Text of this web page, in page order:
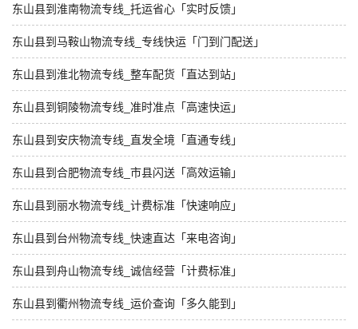
东山县到淮南物流专线_托运省心「实时反馈」
东山县到马鞍山物流专线_专线快运「门到门配送」
东山县到淮北物流专线_整车配货「直达到站」
东山县到铜陵物流专线_准时准点「高速快运」
东山县到安庆物流专线_直发全境「直通专线」
东山县到合肥物流专线_市县闪送「高效运输」
东山县到丽水物流专线_计费标准「快速响应」
东山县到台州物流专线_快速直达「来电咨询」
东山县到舟山物流专线_诚信经营「计费标准」
东山县到衢州物流专线_运价查询「多久能到」